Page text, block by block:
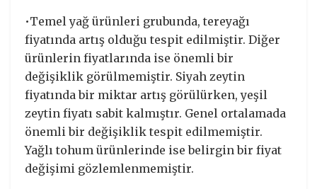
•Temel yağ ürünleri grubunda, tereyağı
fiyatında artış olduğu tespit edilmiştir. Diğer
ürünlerin fiyatlarında ise önemli bir
değişiklik görülmemiştir. Siyah zeytin
fiyatında bir miktar artış görülürken, yeşil
zeytin fiyatı sabit kalmıştır. Genel ortalamada
önemli bir değişiklik tespit edilmemiştir.
Yağlı tohum ürünlerinde ise belirgin bir fiyat
değişimi gözlemlenmemiştir.